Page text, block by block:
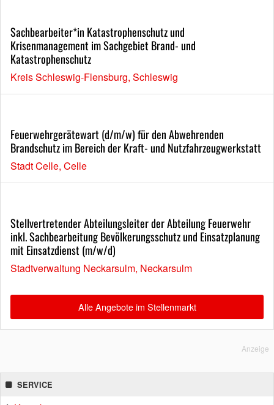
Sachbearbeiter*in Katastrophenschutz und
Krisenmanagement im Sachgebiet Brand- und
Katastrophenschutz
Kreis Schleswig-Flensburg, Schleswig
Feuerwehrgerätewart (d/m/w) für den Abwehrenden
Brandschutz im Bereich der Kraft- und Nutzfahrzeugwerkstatt
Stadt Celle, Celle
Stellvertretender Abteilungsleiter der Abteilung Feuerwehr
inkl. Sachbearbeitung Bevölkerungsschutz und Einsatzplanung
mit Einsatzdienst (m/w/d)
Stadtverwaltung Neckarsulm, Neckarsulm
Alle Angebote im Stellenmarkt
Anzeige
SERVICE